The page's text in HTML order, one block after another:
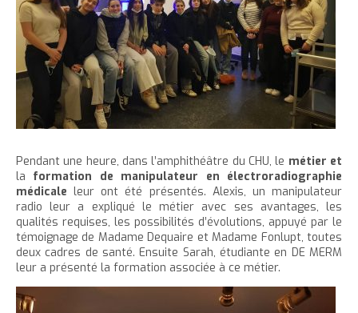
x
t
e
t
e
Pendant une heure, dans l’amphithéâtre du CHU, le métier et
la formation de manipulateur en électroradiographie
médicale leur ont été présentés. Alexis, un manipulateur
radio leur a expliqué le métier avec ses avantages, les
qualités requises, les possibilités d’évolutions, appuyé par le
témoignage de Madame Dequaire et Madame Fonlupt, toutes
deux cadres de santé. Ensuite Sarah, étudiante en DE MERM
leur a présenté la formation associée à ce métier.